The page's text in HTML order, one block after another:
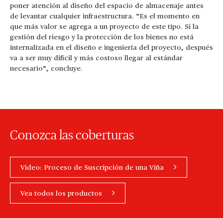
poner atención al diseño del espacio de almacenaje antes
de levantar cualquier infraestructura. “Es el momento en
que más valor se agrega a un proyecto de este tipo. Si la
gestión del riesgo y la protección de los bienes no está
internalizada en el diseño e ingeniería del proyecto, después
va a ser muy difícil y más costoso llegar al estándar
necesario”, concluye.
Conozca las coberturas
Video: Proceso de Suscripción de una Viña
Vea todos los productos